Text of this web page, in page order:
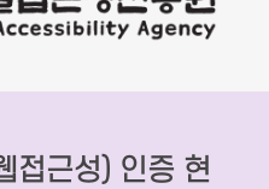
접근성) 인증 현